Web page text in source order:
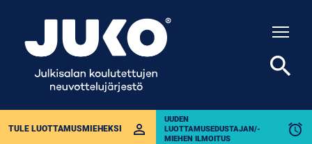
TULE LUOTTAMUSMIEHEKSI perm_identity
UUDEN
LUOTTAMUSEDUSTAJAN/-
MIEHEN ILMOITUS
alarm
search